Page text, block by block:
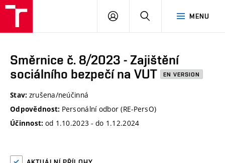
MENU
PŘIHLÁSIT
Směrnice č. 8/2023 - Zajištění
sociálního bezpečí na VUT
EN VERSION
Stav: zrušena/neúčinná
Odpovědnost: Personální odbor (RE-PersO)
Účinnost: od 1.10.2023 - do 1.12.2024